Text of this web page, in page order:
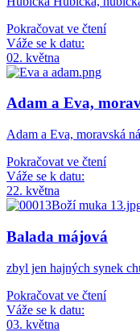
Pokračovat ve čtení
Váže se k datu:
02. května
Adam a Eva,
Adam a Eva,
Pokračovat ve čtení
Váže se k datu:
22. května
Balada májová
zbyl jen hajných synek
Pokračovat ve čtení
Váže se k datu:
03. května